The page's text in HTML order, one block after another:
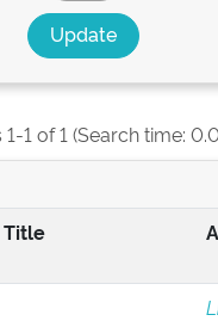
1-1 of 1 (Search time:
Title